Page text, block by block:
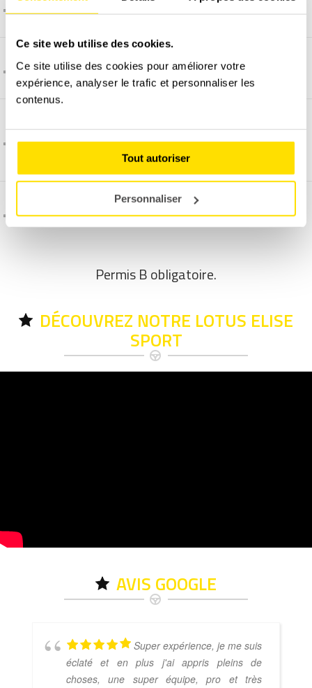
Ce site web utilise des cookies.
Ce site utilise des cookies pour améliorer votre
expérience, analyser le trafic et personnaliser les
contenus.
Tout autoriser
Personnaliser
La vidéo embarquée, comment ça marche ?
Comment et quand programmer un stage ?
Pourquoi un supplément pour programmer un
stage en week-end ?
C'est quoi l'assurance dégâts matériel ?
Permis B obligatoire.
DÉCOUVREZ NOTRE LOTUS ELISE
SPORT
AVIS GOOGLE
Super expérience, je me suis
éclaté et en plus j'ai appris pleins de
choses, une super équipe, pro et très